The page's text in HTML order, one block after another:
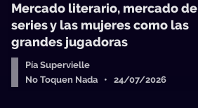
Mercado literario, mercado de
series y las mujeres como las
grandes jugadoras
Pía Supervielle
No Toquen Nada • 24/07/2026